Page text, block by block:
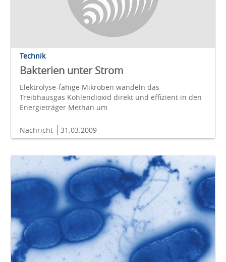
Technik
Bakterien unter Strom
Elektrolyse-fähige Mikroben wandeln das
Treibhausgas Kohlendioxid direkt und effizient in den
Energieträger Methan um
Nachricht 31.03.2009